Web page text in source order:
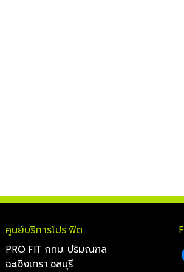
ศูนย์บริการโปร ฟิต
PRO FIT กทม. ปริมณฑล
ฉะเชิงเทรา ชลบุรี